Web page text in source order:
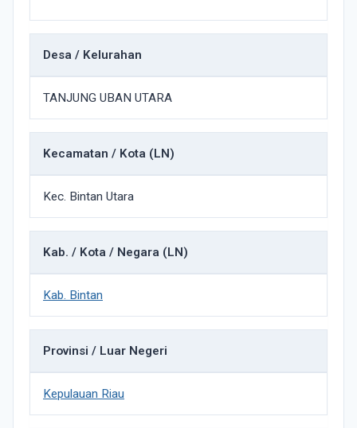
Desa / Kelurahan
TANJUNG UBAN UTARA
Kecamatan / Kota (LN)
Kec. Bintan Utara
Kab. / Kota / Negara (LN)
Kab. Bintan
Provinsi / Luar Negeri
Kepulauan Riau